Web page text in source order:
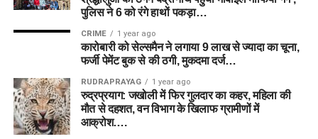
पुलिस ने 6 को रंगे हाथों पकड़ा…
CRIME 1 year ago
कारोबारी को सेल्समैन ने लगाया 9 लाख से ज्यादा का चूना,
फर्जी पेमेंट बुक से की ठगी, मुकदमा दर्ज…
RUDRAPRAYAG 1 year ago
रुद्रप्रयाग: जखोली में फिर गुलदार का कहर, महिला की
मौत से दहशत, वन विभाग के खिलाफ ग्रामीणों में
आक्रोश….